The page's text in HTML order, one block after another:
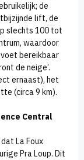
de
lift, de
slechts 100 tot
waardoor
bereikbaar
de neige’.
ernaast), het
(circa 9 km).
Central
La Foux
Pra Loup. Dit